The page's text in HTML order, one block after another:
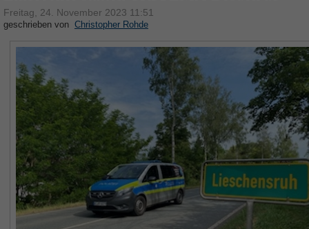
Freitag, 24. November 2023 11:51
geschrieben von Christopher Rohde